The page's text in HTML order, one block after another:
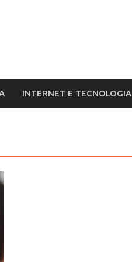
INTERNET E TECNOLOGIA